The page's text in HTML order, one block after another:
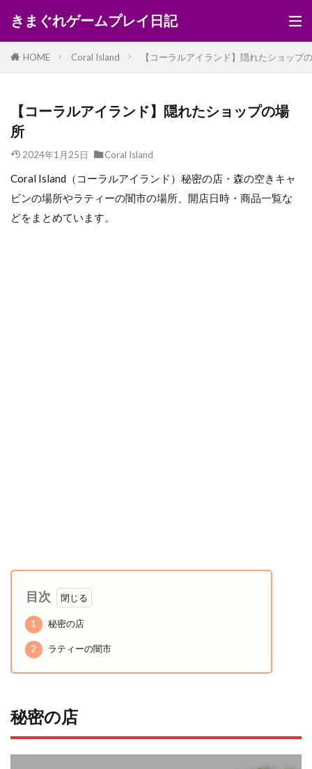
きまぐれゲームプレイ日記
HOME Coral Island 【コーラルアイランド】隠れたショップ
【コーラルアイランド】隠れたショップの場
所
2024年1月25日 Coral Island
Coral Island（コーラルアイランド）秘密の店・森の空きキャ
ビンの場所やラティーの闇市の場所、開店日時・商品一覧な
どをまとめています。
目次
1 秘密の店
2 ラティーの闇市
秘密の店